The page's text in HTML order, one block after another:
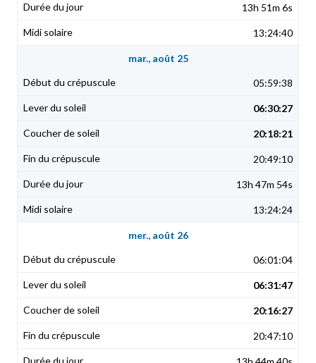
13h 51m 6s
13:24:40
mar., août 25
05:59:38
06:30:27
20:18:21
20:49:10
13h 47m 54s
13:24:24
mer., août 26
06:01:04
06:31:47
20:16:27
20:47:10